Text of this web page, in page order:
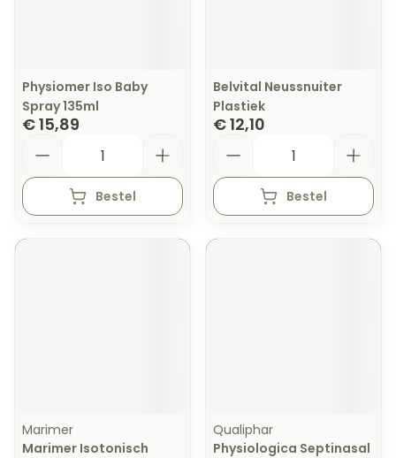
Physiomer Iso Baby
Spray 135ml
€ 15,89
Bestel
Belvital Neussnuiter
Plastiek
€ 12,10
Bestel
Marimer
Marimer Isotonisch
Qualiphar
Physiologica Septinasal